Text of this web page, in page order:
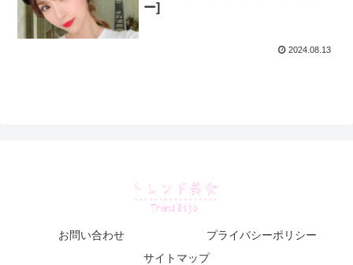
ー]
2024.08.13
お問い合わせ
プライバシーポリシー
サイトマップ